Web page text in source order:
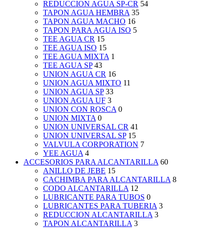
REDUCCION AGUA SP-CR 54
TAPON AGUA HEMBRA 35
TAPON AGUA MACHO 16
TAPON PARA AGUA ISO 5
TEE AGUA CR 15
TEE AGUA ISO 15
TEE AGUA MIXTA 1
TEE AGUA SP 43
UNION AGUA CR 16
UNION AGUA MIXTO 11
UNION AGUA SP 33
UNION AGUA UF 3
UNION CON ROSCA 0
UNION MIXTA 0
UNION UNIVERSAL CR 41
UNION UNIVERSAL SP 15
VALVULA CORPORATION 7
YEE AGUA 4
ACCESORIOS PARA ALCANTARILLA 60
ANILLO DE JEBE 15
CACHIMBA PARA ALCANTARILLA 8
CODO ALCANTARILLA 12
LUBRICANTE PARA TUBOS 0
LUBRICANTES PARA TUBERIA 3
REDUCCION ALCANTARILLA 3
TAPON ALCANTARILLA 3